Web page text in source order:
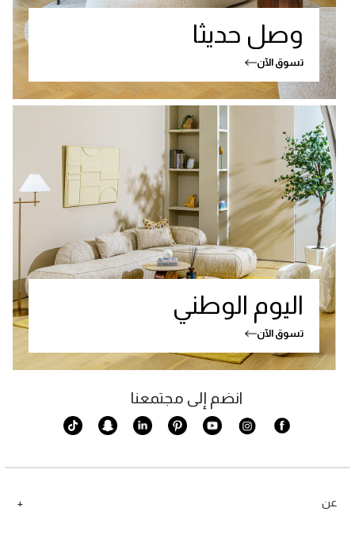
وصل حديثا
تسوق الآن
اليوم الوطني
تسوق الآن
عن
انضم إلى مجتمعنا